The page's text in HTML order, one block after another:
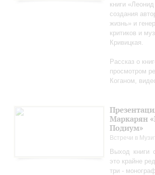
книги
создания
жизнь» и
критиков и
Кривицкая.
Рассказ о
просмотром
Коганом,
Маркарян
Подиум»
Встречи в
Выход книги
это крайне
три -